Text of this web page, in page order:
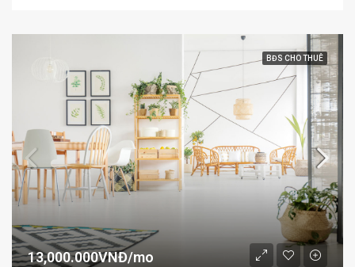
BĐS CHO THUÊ
13,000.000VNĐ/mo